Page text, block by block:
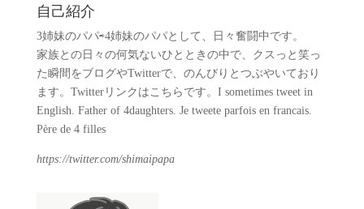
自己紹介
3姉妹のパパ⇨4姉妹のパパとして、日々奮闘中です。
家族との日々の何気ないひとときの中で、クスっと笑っ
た瞬間をブログやTwitterで、のんびりとつぶやいており
ます。Twitterリンクはこちらです。I sometimes tweet in
English. Father of 4daughters. Je tweete parfois en francais.
Père de 4 filles
https://twitter.com/shimaipapa